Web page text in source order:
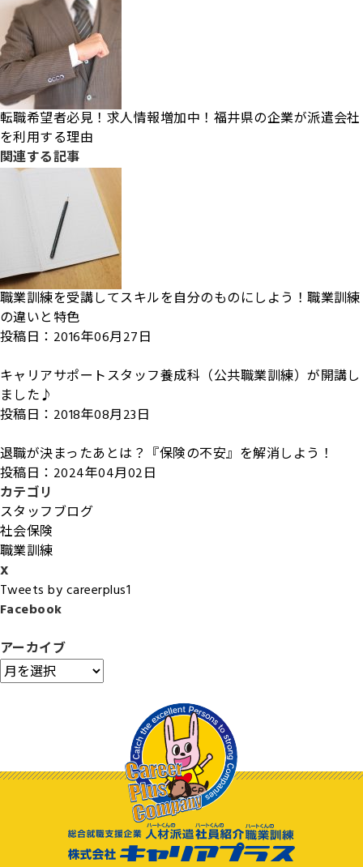
転職希望者必見！求人情報増加中！福井県の企業が派遣会社
を利用する理由
関連する記事
職業訓練を受講してスキルを自分のものにしよう！職業訓練
の違いと特色
投稿日：2016年06月27日
キャリアサポートスタッフ養成科（公共職業訓練）が開講し
ました♪
投稿日：2018年08月23日
退職が決まったあとは？『保険の不安』を解消しよう！
投稿日：2024年04月02日
カテゴリ
スタッフブログ
社会保険
職業訓練
X
Tweets by careerplus1
Facebook
アーカイブ